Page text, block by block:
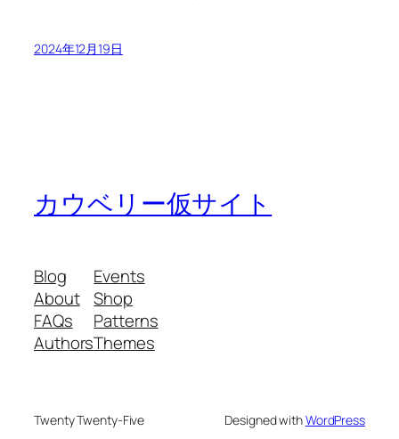
2024年12月19日
カウベリー仮サイト
Blog
About
FAQs
Authors
Events
Shop
Patterns
Themes
Twenty Twenty-Five Designed withWordPress